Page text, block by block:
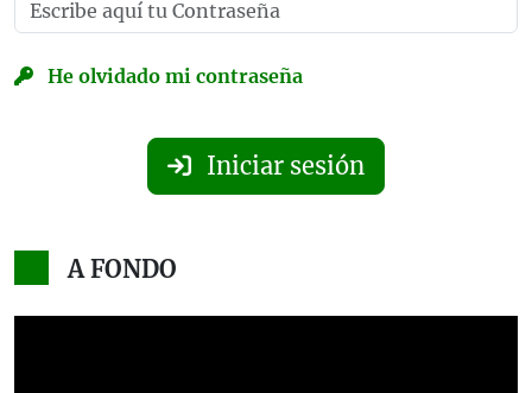
He olvidado mi contraseña
Iniciar sesión
A FONDO